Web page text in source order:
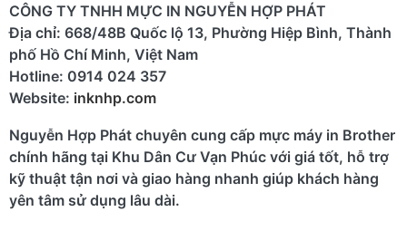
CÔNG TY TNHH MỰC IN NGUYỄN HỢP PHÁT
Địa chỉ: 668/48B Quốc lộ 13, Phường Hiệp Bình, Thành
phố Hồ Chí Minh, Việt Nam
Hotline: 0914 024 357
Website: inknhp.com
Nguyễn Hợp Phát chuyên cung cấp mực máy in Brother
chính hãng tại Khu Dân Cư Vạn Phúc với giá tốt, hỗ trợ
kỹ thuật tận nơi và giao hàng nhanh giúp khách hàng
yên tâm sử dụng lâu dài.